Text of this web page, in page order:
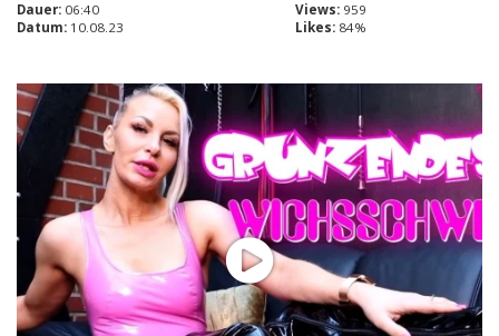
Dauer: 06:40 Views: 959
Datum: 10.08.23 Likes: 84%